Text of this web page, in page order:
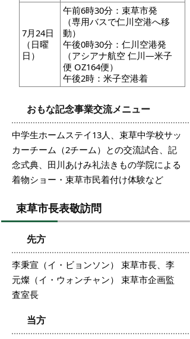
7月24日
（日曜
日）
午前6時30分：束草市発
（専用バスで仁川空港へ移
動）
午後0時30分：仁川空港発
（アシアナ航空 仁川―米子
便 OZ164便）
午後2時：米子空港着
おもな記念事業交流メニュー
中学生ホームステイ13人、束草中学校サッ
カーチーム（2チーム）との交流試合、記
念式典、田川あけみ礼法きもの学院による
着物ショー・束草市民着付け体験など
束草市長表敬訪問
先方
李秉宣（イ・ビョンソン） 束草市長、李
元燦（イ・ウォンチャン） 束草市企画監
査室長
当方